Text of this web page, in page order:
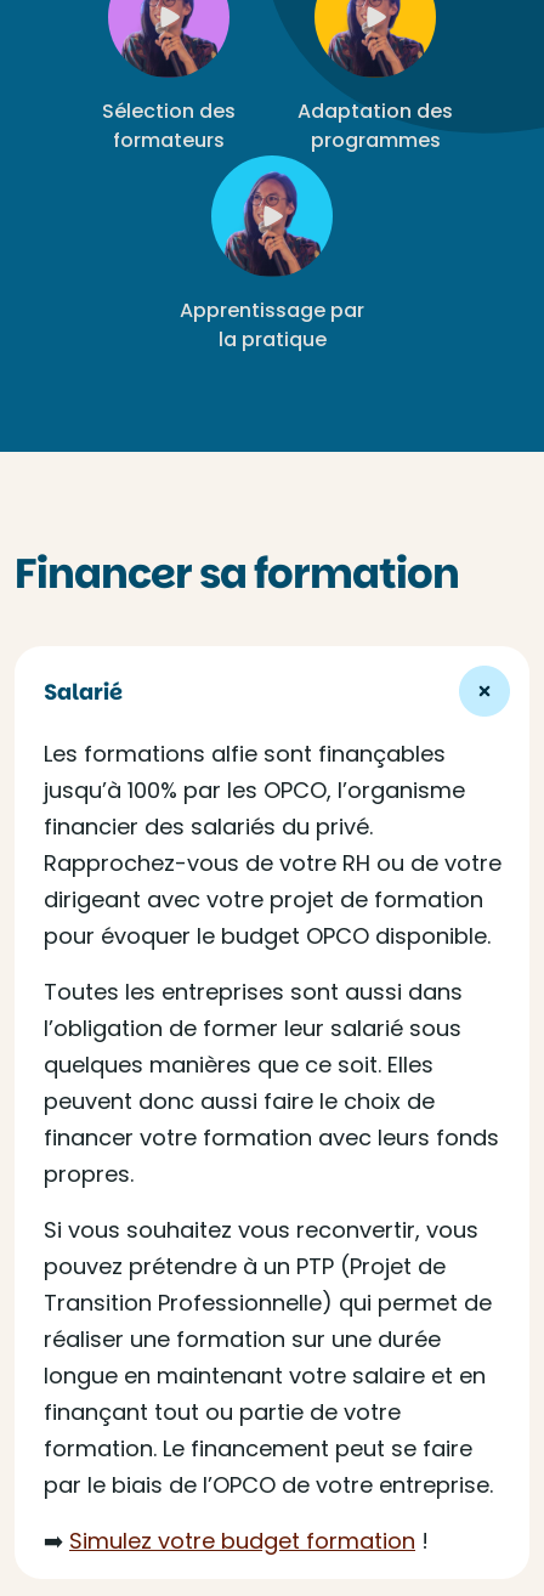
Sélection des
formateurs
Adaptation des
programmes
Apprentissage par
la pratique
Financer sa formation
Salarié
Les formations alfie sont finançables
jusqu’à 100% par les OPCO, l’organisme
financier des salariés du privé.
Rapprochez-vous de votre RH ou de votre
dirigeant avec votre projet de formation
pour évoquer le budget OPCO disponible.
Toutes les entreprises sont aussi dans
l’obligation de former leur salarié sous
quelques manières que ce soit. Elles
peuvent donc aussi faire le choix de
financer votre formation avec leurs fonds
propres.
Si vous souhaitez vous reconvertir, vous
pouvez prétendre à un PTP (Projet de
Transition Professionnelle) qui permet de
réaliser une formation sur une durée
longue en maintenant votre salaire et en
finançant tout ou partie de votre
formation. Le financement peut se faire
par le biais de l’OPCO de votre entreprise.
➡️ Simulez votre budget formation !